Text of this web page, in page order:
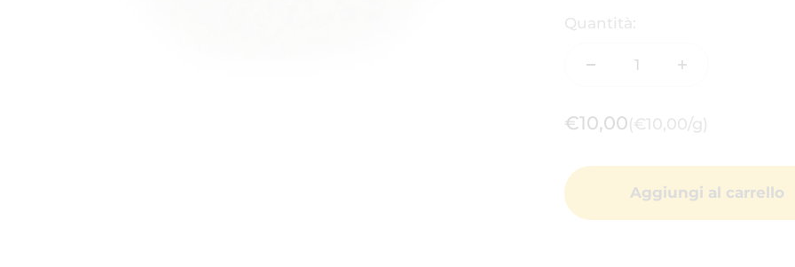
Quantità:
Prezzo scontato
€10,00(€10,00/g)
Aggiungi al carrello